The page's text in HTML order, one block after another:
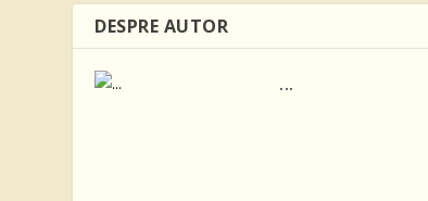
DESPRE AUTOR
...